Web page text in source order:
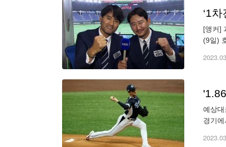
‘1
[앵커]
(9일)
예상대
경기